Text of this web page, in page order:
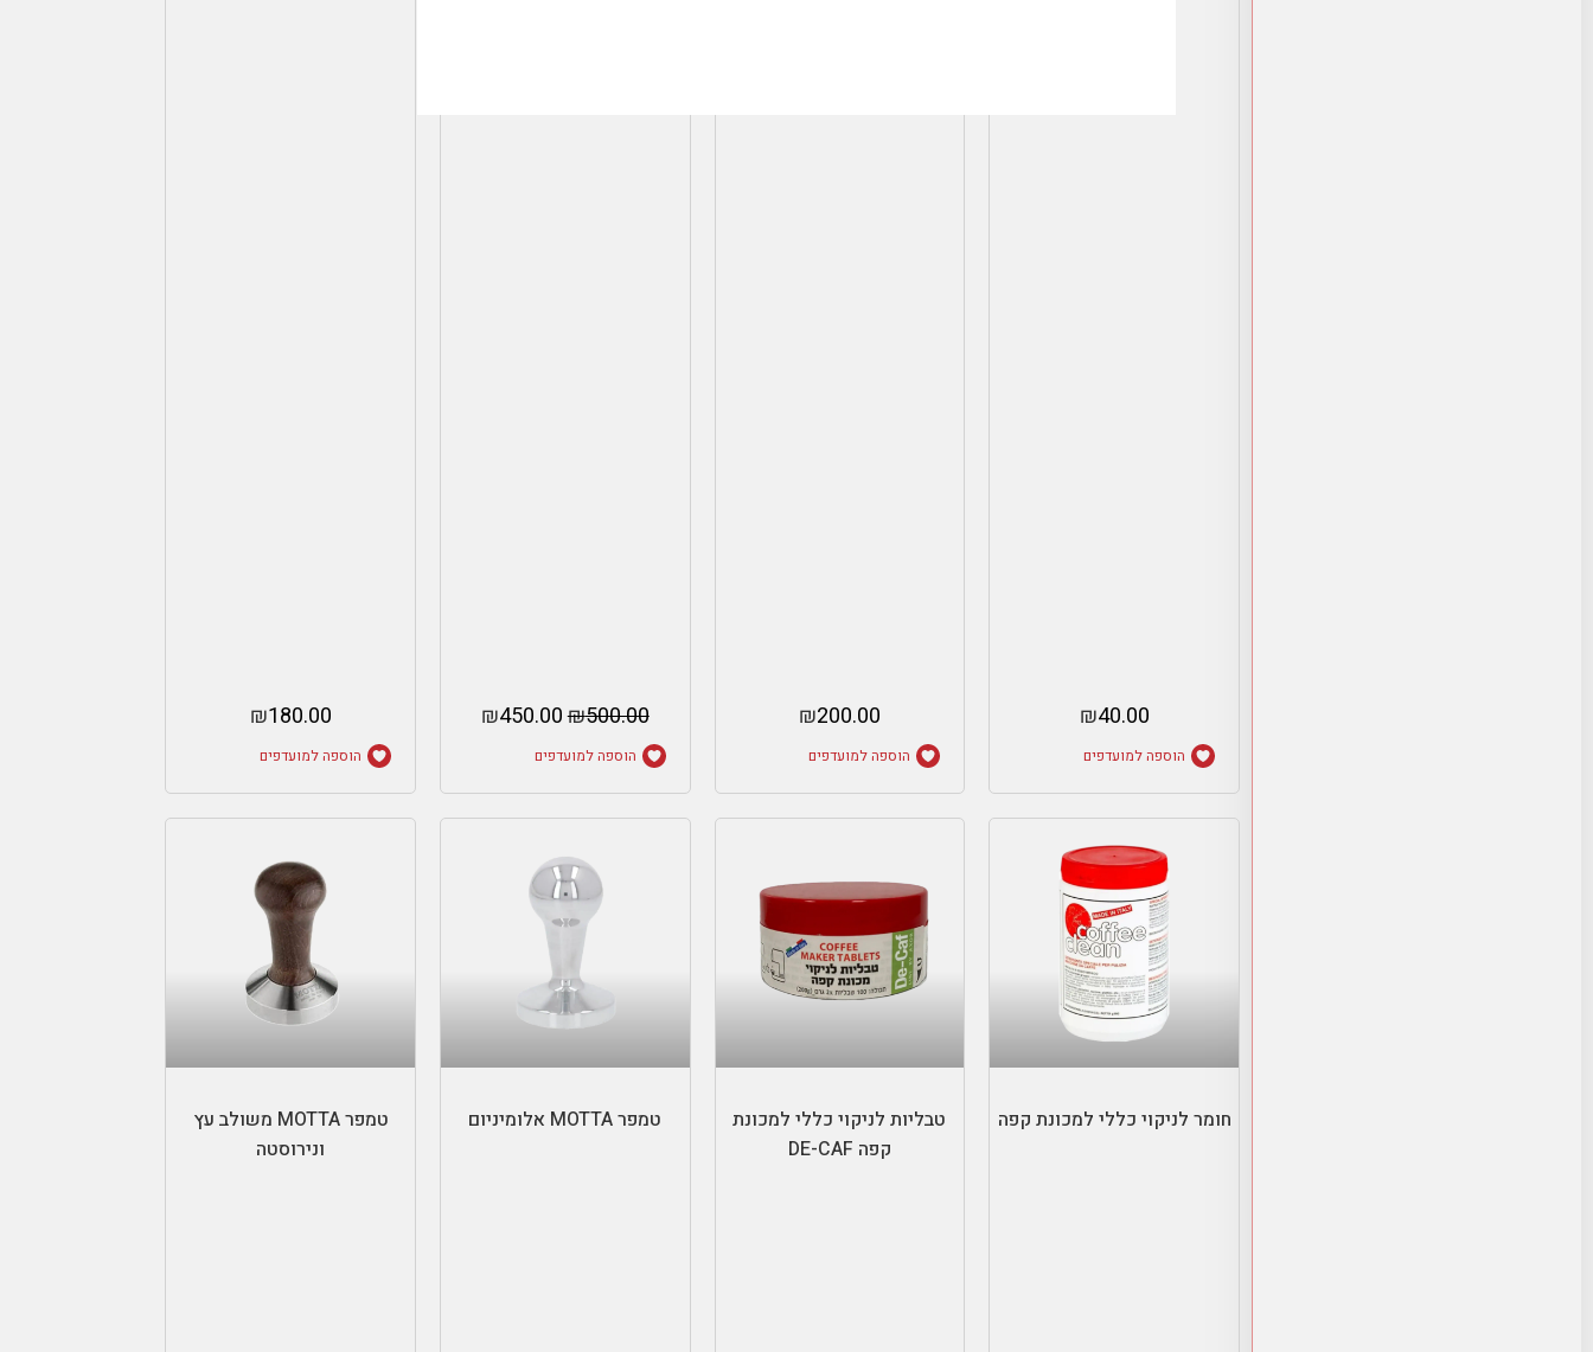
₪40.00
הוספה למועדפים
₪200.00
הוספה למועדפים
₪500.00
₪450.00
הוספה למועדפים
₪180.00
הוספה למועדפים
הוספה לסל
חומר לניקוי כללי למכונת קפה
הוספה לסל
טבליות לניקוי כללי למכונת
קפה DE-CAF
בחר אפשרויות
טמפר MOTTA אלומיניום
בחר אפשרויות
טמפר MOTTA משולב עץ
ונירוסטה